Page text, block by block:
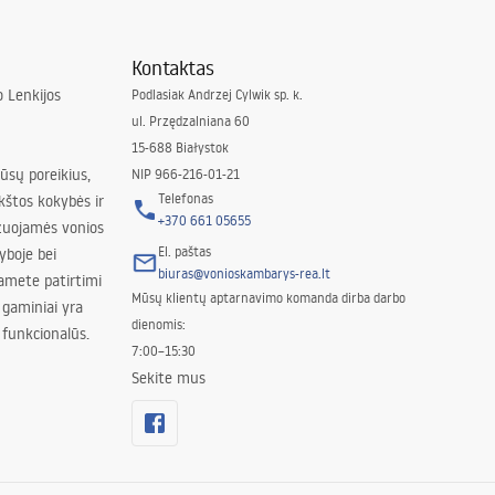
Lenkijos
poreikius,
kokybės ir
vonios
bei
patirtimi
yra
Kontaktas
Podlasiak Andrzej Cylwik sp. k.
ul. Przędzalniana 60
15-688 Białystok
NIP 966-216-01-21
Telefonas
+370 661 05655
El. paštas
biuras@vonioskambarys-rea.lt
Mūsų klientų aptarnavimo komanda dirba darbo
dienomis:
7:00–15:30
Sekite mus